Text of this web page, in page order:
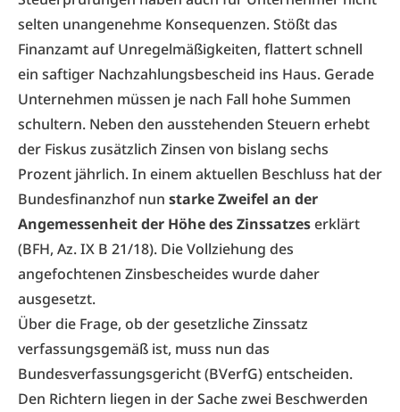
selten unangenehme Konsequenzen. Stößt das
Finanzamt auf Unregelmäßigkeiten, flattert schnell
ein saftiger Nachzahlungsbescheid ins Haus. Gerade
Unternehmen müssen je nach Fall hohe Summen
schultern. Neben den ausstehenden Steuern erhebt
der Fiskus zusätzlich Zinsen von bislang sechs
Prozent jährlich. In einem aktuellen Beschluss hat der
Bundesfinanzhof nun starke Zweifel an der
Angemessenheit der Höhe des Zinssatzeserklärt
(BFH, Az. IX B 21/18). Die Vollziehung des
angefochtenen Zinsbescheides wurde daher
ausgesetzt.
Über die Frage, ob der gesetzliche Zinssatz
verfassungsgemäß ist, muss nun das
Bundesverfassungsgericht (BVerfG) entscheiden.
Den Richtern liegen in der Sache zwei Beschwerden